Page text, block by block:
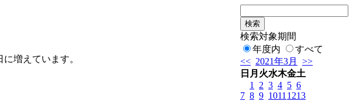
増えています。
検索対象期間
年度内
すべて
<< 2021年3月
>>
日 月 火水木金土
1
2 3 4 5 6
7 8 9 1011 1213